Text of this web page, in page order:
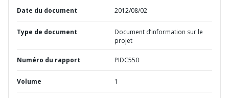
Date du document 2012/08/02
Type de document
Document d’information sur le
projet
Numéro du rapport PIDC550
Volume 1